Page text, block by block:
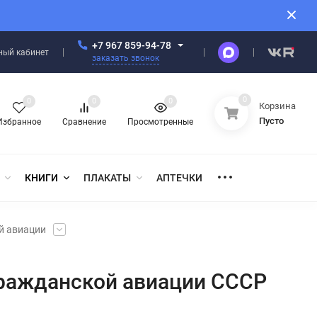
кабинет
+7 967 859-94-78
заказать звонок
0
Сравнение
0
Просмотренные
0 0
Корзина
Пусто
КНИГИ ПЛАКАТЫ АПТЕЧКИ
авиации
авиации СССР